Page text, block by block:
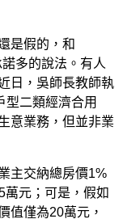
是假的，和
多的說法。有人
日，吳師長教師執
型二類經濟合用
生意業務，但並非業
交納總房價1%
萬元；可是，假如
值僅為20萬元，